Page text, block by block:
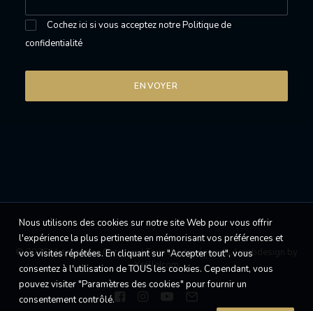
Cochez ici si vous acceptez notrePolitique de
confidentialité
© 2026 L'atelier des Coteaux. | Tous droits réservés. |webdesign by
Yaëlle|com
Nous utilisons des cookies sur notre site Web pour vous offrir
l'expérience la plus pertinente en mémorisant vos préférences et
vos visites répétées. En cliquant sur "Accepter tout", vous
consentez à l'utilisation de TOUS les cookies. Cependant, vous
pouvez visiter "Paramètres des cookies" pour fournir un
consentement contrôlé.